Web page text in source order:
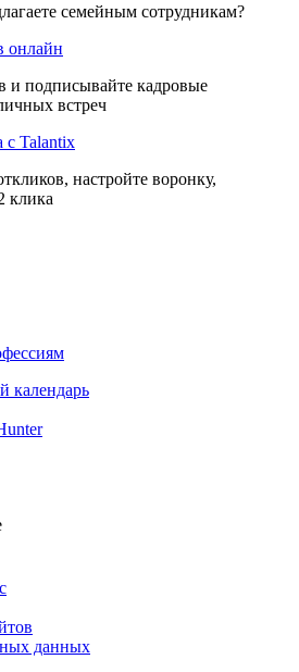
семейным сотрудникам?
онлайн
и подписывайте кадровые
встреч
с Talantix
настройте воронку,
клика
календарь
данных